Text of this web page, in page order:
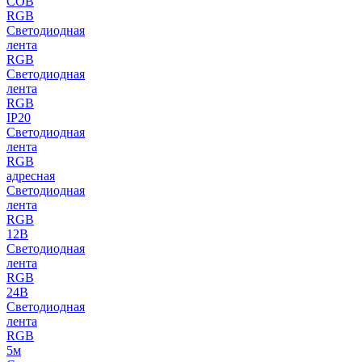
RGB
Светодиодная
лента
RGB
Светодиодная
лента
RGB
IP20
Светодиодная
лента
RGB
адресная
Светодиодная
лента
RGB
12В
Светодиодная
лента
RGB
24В
Светодиодная
лента
RGB
5м